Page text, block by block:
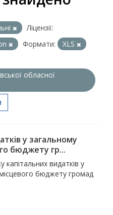
Ліцензії:
Формати:
XLS
обласної
у загальному
бюджету гр...
капітальних видатків у
бюджету громад